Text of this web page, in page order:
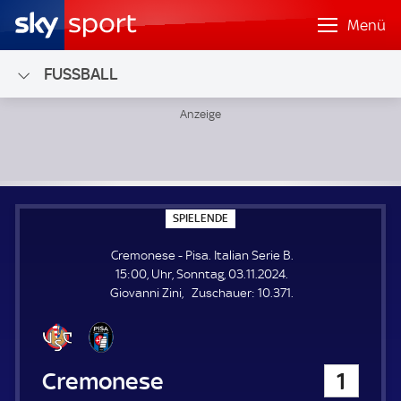
Menü
FUSSBALL
SPIELENDE
P
E
L
E
N
Cremonese - Pisa. Italian Serie B.
15:00, Uhr, Sonntag, 03.11.2024.
Giovanni Zini
Zuschauer: Z
10.371.
Cremonese 1